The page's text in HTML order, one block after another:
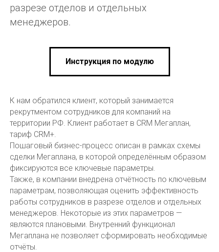
разрезе отделов и отдельных
менеджеров.
Инструкция по модулю
К нам обратился клиент, который занимается
рекрутментом сотрудников для компаний на
территории РФ. Клиент работает в CRM Мегаплан,
тариф CRM+.
Пошаговый бизнес-процесс описан в рамках cхемы
сделки Мегаплана, в которой определённым образом
фиксируются все ключевые параметры.
Также, в компании внедрена отчётность по ключевым
параметрам, позволяющая оценить эффективность
работы сотрудников в разрезе отделов и отдельных
менеджеров. Некоторые из этих параметров —
являются плановыми. Внутренний функционал
Мегаплана не позволяет сформировать необходимые
отчёты.